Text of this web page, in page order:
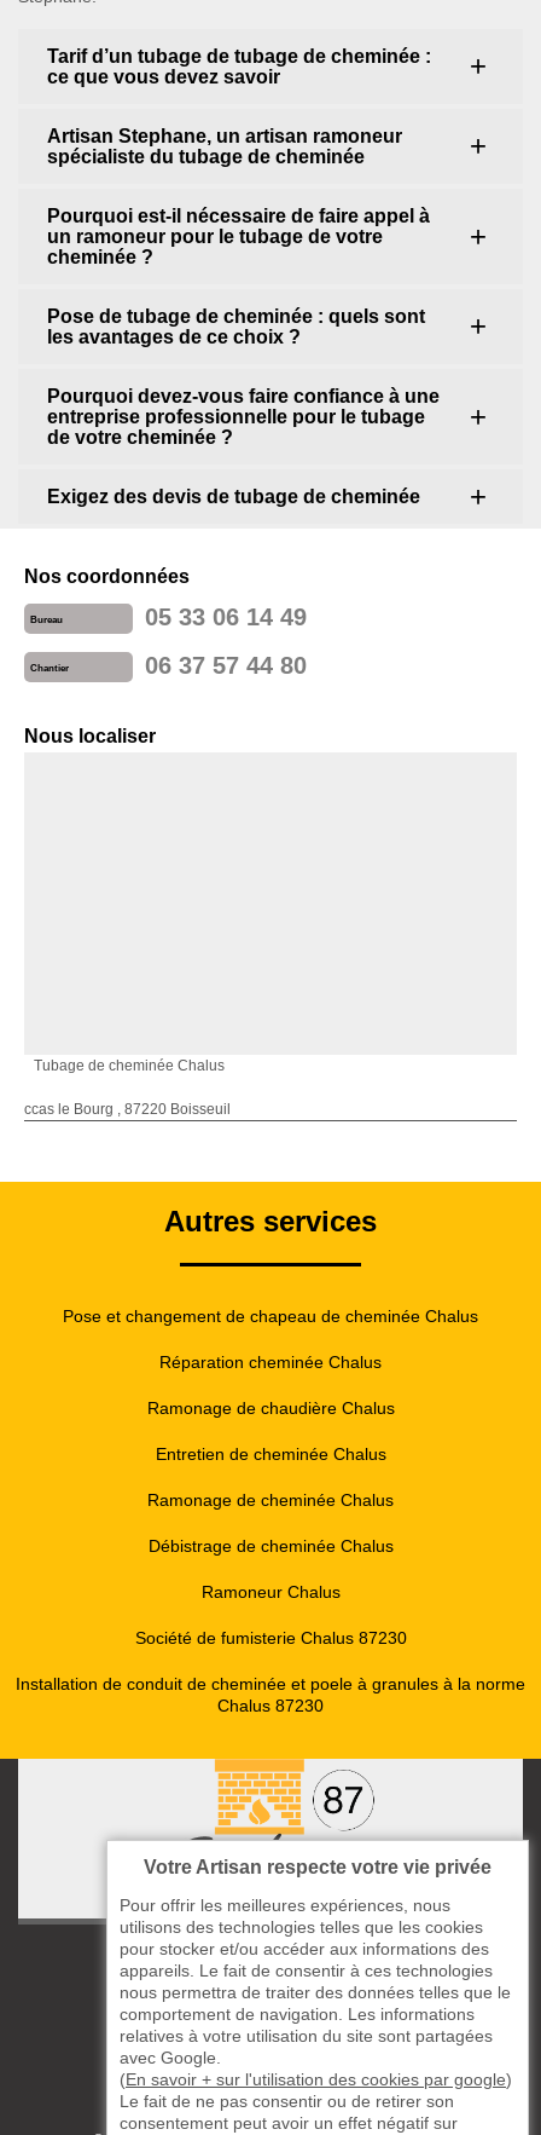
Tarif d’un tubage de tubage de cheminée :
ce que vous devez savoir
Artisan Stephane, un artisan ramoneur
spécialiste du tubage de cheminée
Pourquoi est-il nécessaire de faire appel à
un ramoneur pour le tubage de votre
cheminée ?
Pose de tubage de cheminée : quels sont
les avantages de ce choix ?
Pourquoi devez-vous faire confiance à une
entreprise professionnelle pour le tubage
de votre cheminée ?
Exigez des devis de tubage de cheminée
Nos coordonnées
Bureau 05 33 06 14 49
Chantier 06 37 57 44 80
Nous localiser
Tubage de cheminée Chalus
ccas le Bourg , 87220 Boisseuil
Autres services
Pose et changement de chapeau de cheminée Chalus
Réparation cheminée Chalus
Ramonage de chaudière Chalus
Entretien de cheminée Chalus
Ramonage de cheminée Chalus
Débistrage de cheminée Chalus
Ramoneur Chalus
Société de fumisterie Chalus 87230
Installation de conduit de cheminée et poele à granules à la norme
Chalus 87230
ccas le Bourg
87220 Boisseuil
05 33 06 14 49
06 37 57 44 80
Siret : 823732649
Votre Artisan respecte votre vie privée
Pour offrir les meilleures expériences, nous
utilisons des technologies telles que les cookies
pour stocker et/ou accéder aux informations des
appareils. Le fait de consentir à ces technologies
nous permettra de traiter des données telles que le
comportement de navigation. Les informations
relatives à votre utilisation du site sont partagées
avec Google.
(En savoir + sur l'utilisation des cookies par google)
Le fait de ne pas consentir ou de retirer son
consentement peut avoir un effet négatif sur